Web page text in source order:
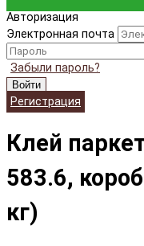
Авторизация
Электронная почта
Забыли пароль?
Войти
Регистрация
Клей
583.6,
кг)